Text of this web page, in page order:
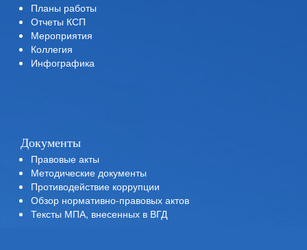
Планы работы
Отчеты КСП
Мероприятия
Коллегия
Инфографика
Документы
Правовые акты
Методические документы
Противодействие коррупции
Обзор нормативно-правовых актов
Тексты МПА, внесенных в ВГД